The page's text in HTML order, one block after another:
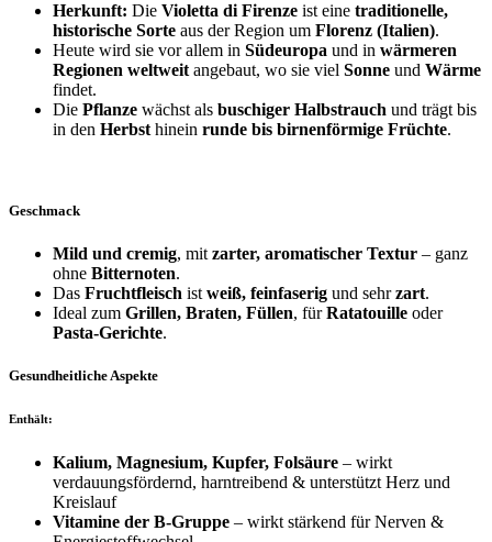
Herkunft: Die Violetta di Firenze ist eine traditionelle,
historische Sorte aus der Region um Florenz (Italien).
Heute wird sie vor allem in Südeuropa und in wärmeren
Regionen weltweit angebaut, wo sie viel Sonne und Wärme
findet.
Die Pflanze wächst als buschiger Halbstrauch und trägt bis
in den Herbst hinein runde bis birnenförmige Früchte.
Geschmack
Mild und cremig, mit zarter, aromatischer Textur – ganz
ohne Bitternoten.
Das Fruchtfleisch ist weiß, feinfaserig und sehrzart.
Ideal zum Grillen, Braten, Füllen, fürRatatouille oder
Pasta-Gerichte.
Gesundheitliche Aspekte
Enthält:
Kalium, Magnesium, Kupfer, Folsäure – wirkt
verdauungsfördernd, harntreibend & unterstützt Herz und
Kreislauf
Vitamine der B-Gruppe – wirkt stärkend für Nerven &